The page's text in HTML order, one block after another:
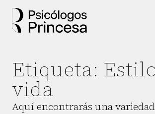
Etiqueta:
vida
Aquí encontrarás una